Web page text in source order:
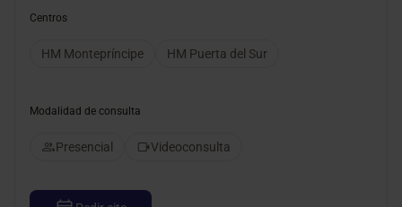
Centros
HM Montepríncipe HM Puerta del Sur
Modalidad de consulta
Presencial Videoconsulta